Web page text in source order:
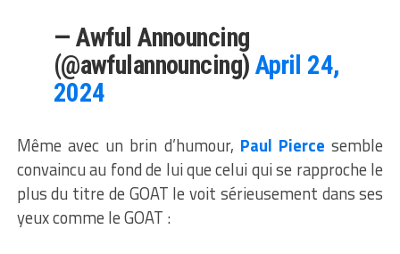
— Awful Announcing
(@awfulannouncing) April 24,
2024
Même avec un brin d’humour, Paul Pierce semble
convaincu au fond de lui que celui qui se rapproche le
plus du titre de GOAT le voit sérieusement dans ses
yeux comme le GOAT :